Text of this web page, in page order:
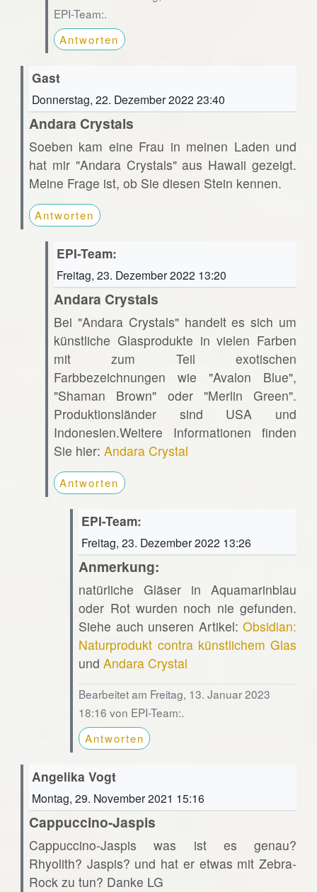
EPI-Team:.
Antworten
Gast
Donnerstag, 22. Dezember 2022 23:40
Andara Crystals
Soeben kam eine Frau in meinen Laden und
hat mir "Andara Crystals" aus Hawaii gezeigt.
Meine Frage ist, ob Sie diesen Stein kennen.
Antworten
EPI-Team:
Freitag, 23. Dezember 2022 13:20
Andara Crystals
Bei "Andara Crystals" handelt es sich um
künstliche Glasprodukte in vielen Farben
mit zum Teil exotischen
Farbbezeichnungen wie "Avalon Blue",
"Shaman Brown" oder "Merlin Green".
Produktionsländer sind USA und
Indonesien.Weitere Informationen finden
Sie hier: Andara Crystal
Antworten
EPI-Team:
Freitag, 23. Dezember 2022 13:26
Anmerkung:
natürliche Gläser in Aquamarinblau
oder Rot wurden noch nie gefunden.
Siehe auch unseren Artikel:Obsidian:
Naturprodukt contra künstlichem Glas
undAndara Crystal
Bearbeitet am Freitag, 13. Januar 2023
18:16 von EPI-Team:.
Antworten
Angelika Vogt
Montag, 29. November 2021 15:16
Cappuccino-Jaspis
Cappuccino-Jaspis was ist es genau?
Rhyolith? Jaspis? und hat er etwas mit Zebra-
Rock zu tun? Danke LG